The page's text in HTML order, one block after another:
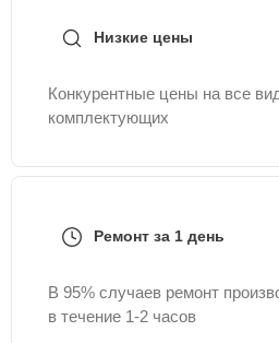
Низкие цены
Конкурентные цены на все
комплектующих
Ремонт за 1 день
В 95% случаев ремонт
в течение 1-2 часов